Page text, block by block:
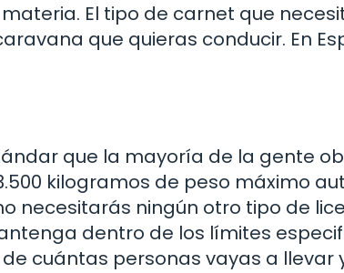
El tipo de carnet que
que quieras conducir. En
que la mayoría de la gente
kilogramos de peso máximo
necesitarás ningún otro tipo de
dentro de los límites
cuántas personas vayas a llevar